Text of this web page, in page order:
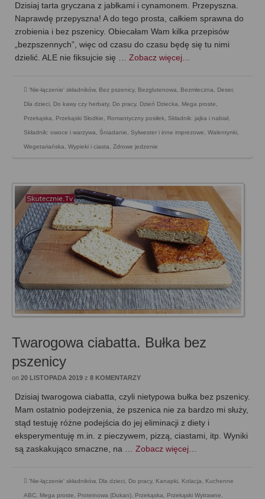
Dzisiaj tarta gryczana z jabłkami i cynamonem. Przepyszna.
Naprawdę przepyszna! A do tego prosta, całkiem sprawna do
zrobienia i bez pszenicy. Obiecałam Wam kilka przepisów
„bezpszennych”, więc od czasu do czasu będę się tu nimi
dzielić. ALE nie fiksujcie się … Zobacz więcej…
'Nie-łączenie' składników, Bez pszenicy, Bezglutenowa, Bezmleczna, Deser,
Dla dzieci, Do kawy czy herbaty, Do pracy, Dzień Dziecka, Mega proste,
Przekąska, Przekąski Słodkie, Romantyczny posiłek, Składnik: jajka i nabiał,
Składnik: owoce i warzywa, Śniadanie, Sylwester i inne imprezowe, Walentynki,
Wegetariańska, Wypieki i ciasta, Zdrowe jedzenie
Twarogowa ciabatta. Bułka bez
pszenicy
on 20 LISTOPADA 2019 z 8 KOMENTARZY
Dzisiaj twarogowa ciabatta, czyli nietypowa bułka bez pszenicy.
Mam ostatnio podejrzenia, że pszenica nie za bardzo mi służy,
stąd testuję różne podejścia do jej eliminacji z diety i
eksperymentuję m.in. z pieczywem, pizzą, ciastami, itp. Wyniki
są zaskakująco smaczne, na … Zobacz więcej…
'Nie-łączenie' składników, Dla dzieci Do pracy, Kanapki Kolacja Kuchenne
ABC Mega proste Proteinowa (Dukan) Przekąska Przekąski Wytrawne